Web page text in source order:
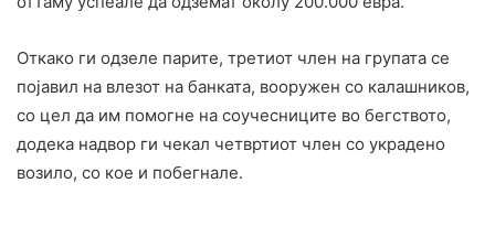
Откако ги одзеле парите, третиот член на групата се
појавил на влезот на банката, вооружен со калашников,
со цел да им помогне на соучесниците во бегството,
додека надвор ги чекал четвртиот член со украдено
возило, со кое и побегнале.